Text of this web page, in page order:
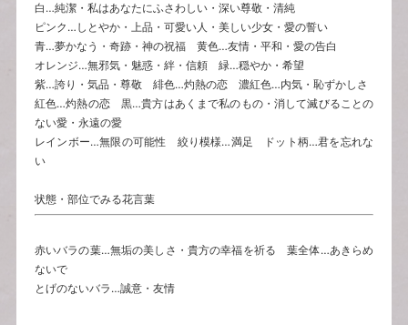
白…純潔・私はあなたにふさわしい・深い尊敬・清純
ピンク…しとやか・上品・可愛い人・美しい少女・愛の誓い
青…夢かなう・奇跡・神の祝福 黄色…友情・平和・愛の告白
オレンジ…無邪気・魅惑・絆・信頼 緑…穏やか・希望
紫…誇り・気品・尊敬 緋色…灼熱の恋 濃紅色…内気・恥ずかしさ
紅色…灼熱の恋 黒…貴方はあくまで私のもの・消して滅びることの
ない愛・永遠の愛
レインボー…無限の可能性 絞り模様…満足 ドット柄…君を忘れな
い
状態・部位でみる花言葉
赤いバラの葉…無垢の美しさ・貴方の幸福を祈る 葉全体…あきらめ
ないで
とげのないバラ…誠意・友情